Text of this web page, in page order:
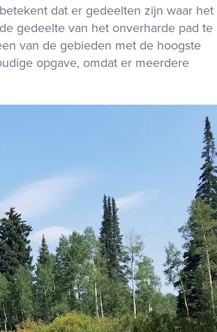
dat er gedeelten zijn waar het
gedeelte van het onverharde pad te
van de gebieden met de hoogste
opgave, omdat er meerdere